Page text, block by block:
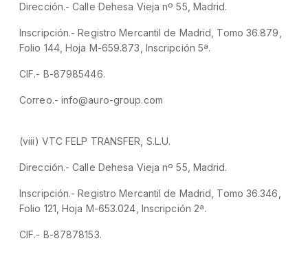
Dirección.- Calle Dehesa Vieja nº 55, Madrid.
Inscripción.- Registro Mercantil de Madrid, Tomo 36.879,
Folio 144, Hoja M-659.873, Inscripción 5ª.
CIF.- B-87985446.
Correo.- info@auro-group.com
(viii) VTC FELP TRANSFER, S.L.U.
Dirección.- Calle Dehesa Vieja nº 55, Madrid.
Inscripción.- Registro Mercantil de Madrid, Tomo 36.346,
Folio 121, Hoja M-653.024, Inscripción 2ª.
CIF.- B-87878153.